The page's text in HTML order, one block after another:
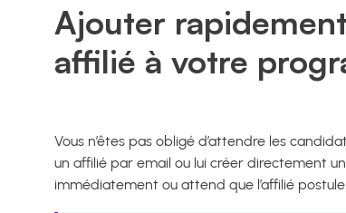
Suivez et gérez les paiements
simplicité.
Suivez et
simplicité.
Ajouter
affilié à votre
Vous n’êtes pas obligé d’attendre les
un affilié par email ou lui créer directement
immédiatement ou attend que l’affilié postule.